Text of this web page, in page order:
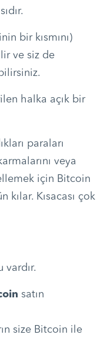
bir kısmını)
ve siz de
halka açık bir
paraları
veya
için Bitcoin
Kısacası çok
vardır.
satın
size Bitcoin ile